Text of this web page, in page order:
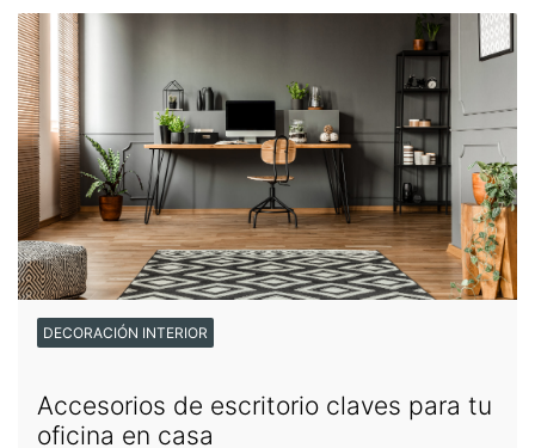
DECORACIÓN INTERIOR
Accesorios de escritorio claves para tu
oficina en casa